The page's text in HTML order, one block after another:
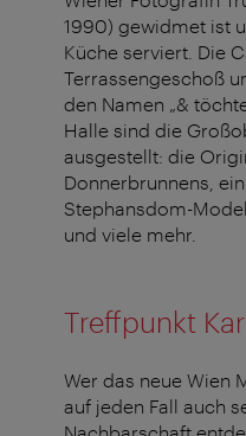
1990) gewidmet ist
Küche serviert. Die
Terrassengeschoß
den Namen „&
Halle sind die
ausgestellt: die
Donnerbrunnens,
Stephansdom-
und viele mehr.
Treffpunkt
Wer das neue Wien
auf jeden Fall auch